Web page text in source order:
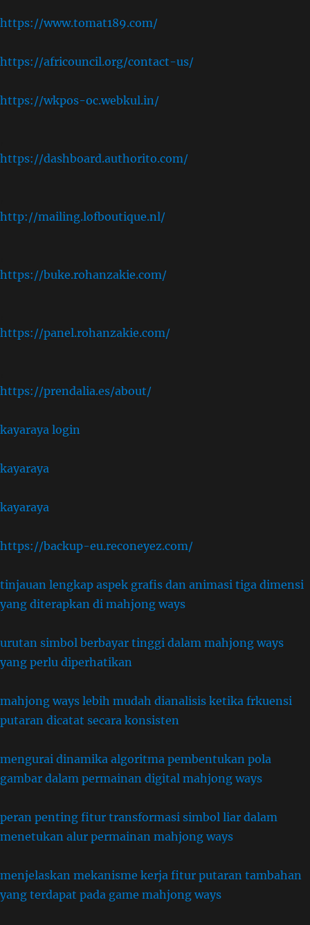
https://www.tomat189.com/
https://africouncil.org/contact-us/
https://wkpos-oc.webkul.in/
https://dashboard.authorito.com/
http://mailing.lofboutique.nl/
https://buke.rohanzakie.com/
https://panel.rohanzakie.com/
https://prendalia.es/about/
kayaraya login
kayaraya
kayaraya
https://backup-eu.reconeyez.com/
tinjauan lengkap aspek grafis dan animasi tiga dimensi
yang diterapkan di mahjong ways
urutan simbol berbayar tinggi dalam mahjong ways
yang perlu diperhatikan
mahjong ways lebih mudah dianalisis ketika frkuensi
putaran dicatat secara konsisten
mengurai dinamika algoritma pembentukan pola
gambar dalam permainan digital mahjong ways
peran penting fitur transformasi simbol liar dalam
menetukan alur permainan mahjong ways
menjelaskan mekanisme kerja fitur putaran tambahan
yang terdapat pada game mahjong ways